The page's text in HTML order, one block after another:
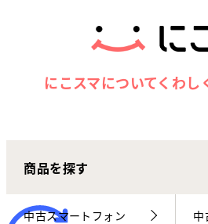
サポートセンター
お客さまの声
にこスマ通信
マイページ
にこスマについてくわし
商品を探す
中古スマートフォン 中